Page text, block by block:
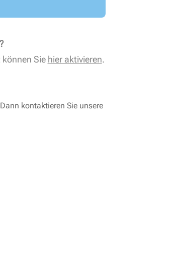
Sie hier aktivieren.
kontaktieren Sie unsere